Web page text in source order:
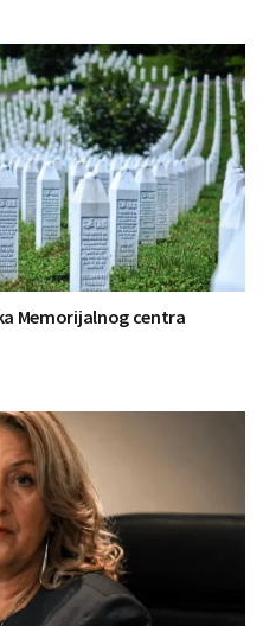
Memorijalnog centra